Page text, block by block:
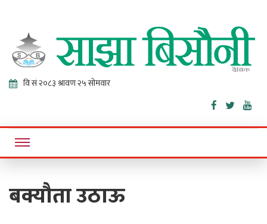
Sajha
Bisaunee
Online News Portal
बक्यौता उठाऊ